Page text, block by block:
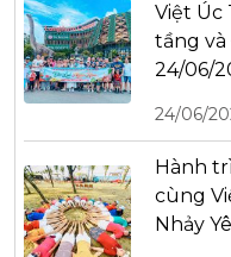
Việt Úc
tầng
24/06/
24/06/
Hành
cùng
Nhảy